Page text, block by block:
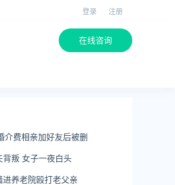
登录 注册
在线咨询
介费相亲加好友后被删
背叛 女子一夜白头
进养老院殴打老父亲